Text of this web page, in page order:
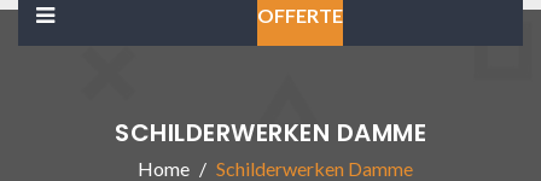
OFFERTE
SCHILDERWERKEN DAMME
Home Schilderwerken Damme